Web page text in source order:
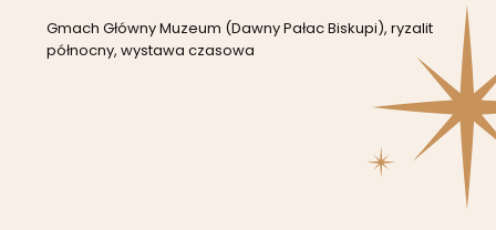
Gmach Główny Muzeum (Dawny Pałac Biskupi), ryzalit
północny, wystawa czasowa